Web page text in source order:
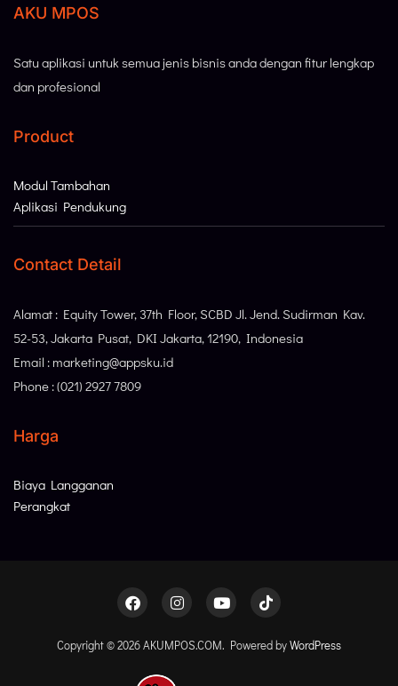
AKU MPOS
Satu aplikasi untuk semua jenis bisnis anda dengan fitur lengkap
dan profesional
Product
Modul Tambahan
Aplikasi Pendukung
Contact Detail
Alamat : Equity Tower, 37th Floor, SCBD Jl. Jend. Sudirman Kav.
52-53, Jakarta Pusat, DKI Jakarta, 12190, Indonesia
Email : marketing@appsku.id
Phone : (021) 2927 7809
Harga
Biaya Langganan
Perangkat
Copyright © 2026 AKUMPOS.COM. Powered byWordPress